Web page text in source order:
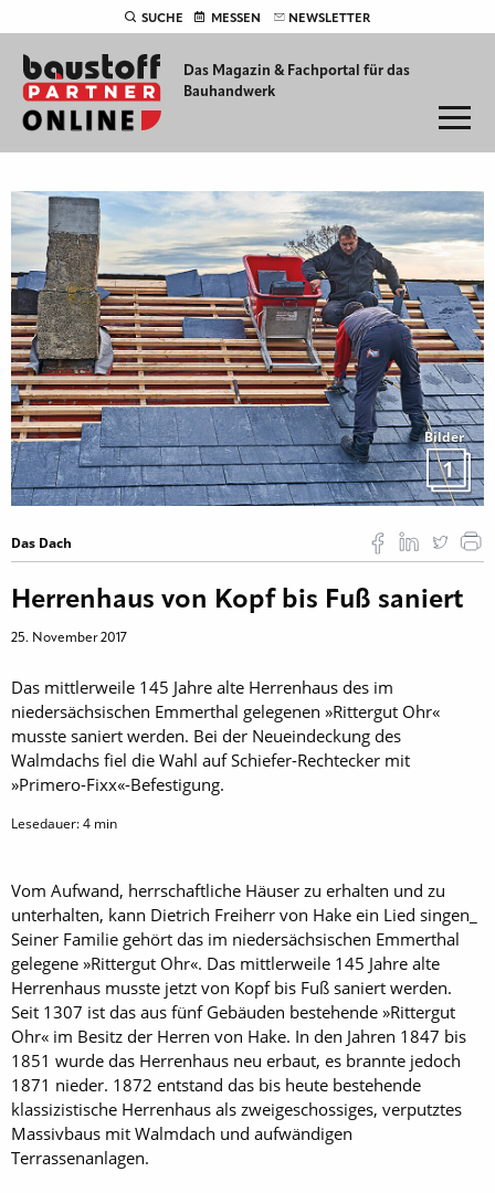
SUCHE MESSEN NEWSLETTER
Das Magazin & Fachportal für das
Bauhandwerk
Bilder
1
Das Dach
Herrenhaus von Kopf bis Fuß saniert
25. November 2017
Das mittlerweile 145 Jahre alte Herrenhaus des im
niedersächsischen Emmerthal gelegenen »Rittergut Ohr«
musste saniert werden. Bei der Neueindeckung des
Walmdachs fiel die Wahl auf Schiefer-Rechtecker mit
»Primero-Fixx«-Befestigung.
Lesedauer:4 min
Vom Aufwand, herrschaftliche Häuser zu erhalten und zu
unterhalten, kann Dietrich Freiherr von Hake ein Lied singen_
Seiner Familie gehört das im niedersächsischen Emmerthal
gelegene »Rittergut Ohr«. Das mittlerweile 145 Jahre alte
Herrenhaus musste jetzt von Kopf bis Fuß saniert werden.
Seit 1307 ist das aus fünf Gebäuden bestehende »Rittergut
Ohr« im Besitz der Herren von Hake. In den Jahren 1847 bis
1851 wurde das Herrenhaus neu erbaut, es brannte jedoch
1871 nieder. 1872 entstand das bis heute bestehende
klassizistische Herrenhaus als zweigeschossiges, verputztes
Massivbaus mit Walmdach und aufwändigen
Terrassenanlagen.